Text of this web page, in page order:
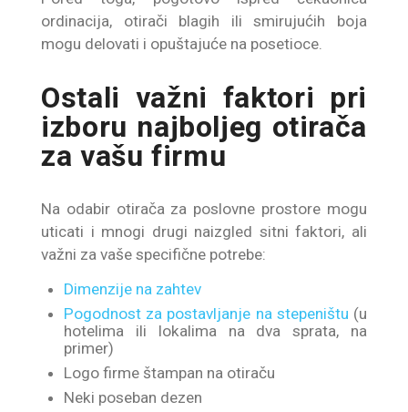
ordinacija, otirači blagih ili smirujućih boja
mogu delovati i opuštajuće na posetioce.
Ostali važni faktori pri
izboru najboljeg otirača
za vašu firmu
Na odabir otirača za poslovne prostore mogu
uticati i mnogi drugi naizgled sitni faktori, ali
važni za vaše specifične potrebe:
Dimenzije na zahtev
Pogodnost za postavljanje na stepeništu (u
hotelima ili lokalima na dva sprata, na
primer)
Logo firme štampan na otiraču
Neki poseban dezen